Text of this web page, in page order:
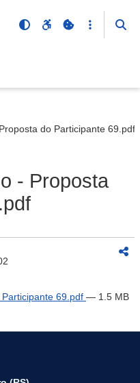
do Participante 69.pdf
- Proposta
69.pdf — 1.5 MB